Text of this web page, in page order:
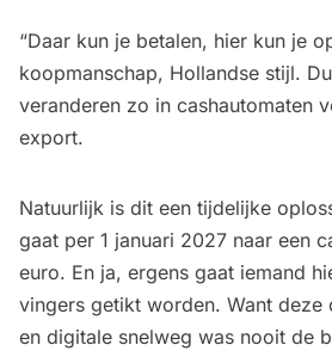
“Daar kun je betalen, hier kun je
koopmanschap, Hollandse stijl.
veranderen zo in cashautomaten
export.
Natuurlijk is dit een tijdelijke
gaat per 1 januari 2027 naar een
euro. En ja, ergens gaat iemand
vingers getikt worden. Want deze
en digitale snelweg was nooit de